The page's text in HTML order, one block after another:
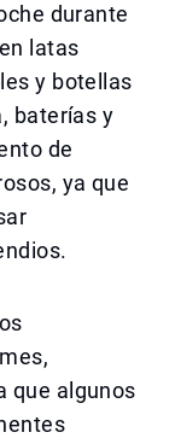
durante
latas
y botellas
baterías y
de
ya que
que algunos